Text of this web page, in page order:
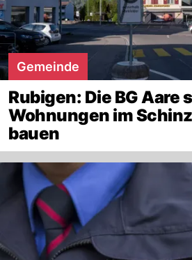
Gemeinde
Rubigen: Die BG Aare
Wohnungen im
bauen